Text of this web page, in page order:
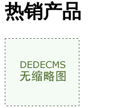
热销产品